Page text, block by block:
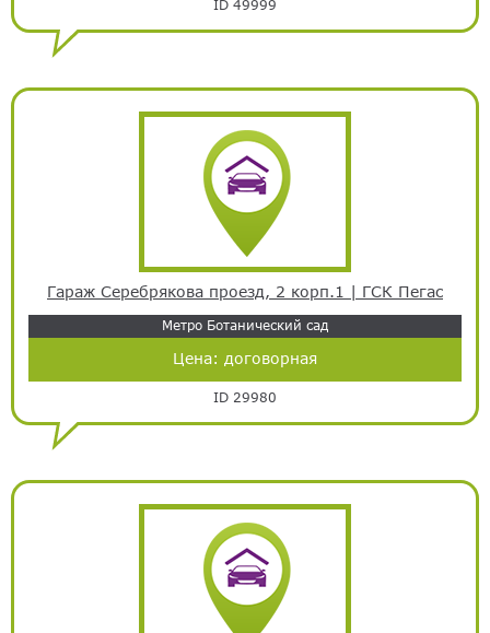
ID 49999
Гараж Серебрякова проезд, 2 корп.1 | ГСК Пегас
Метро Ботанический сад
Цена: договорная
ID 29980